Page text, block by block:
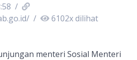
/
/ 6102x dilihat
menteri Sosial Menteri